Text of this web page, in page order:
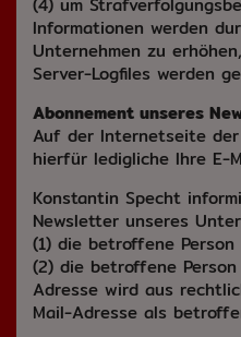
Informationen werden
Unternehmen zu
Server-Logfiles werden
Abonnement unseres
Auf der Internetseite der
hierfür ledigliche Ihre E-
Konstantin Specht
Newsletter unseres
(1) die betroffene
(2) die betroffene
Adresse wird aus
Mail-Adresse als